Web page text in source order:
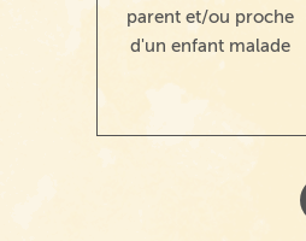
parent et/ou proche
d'un enfant malade